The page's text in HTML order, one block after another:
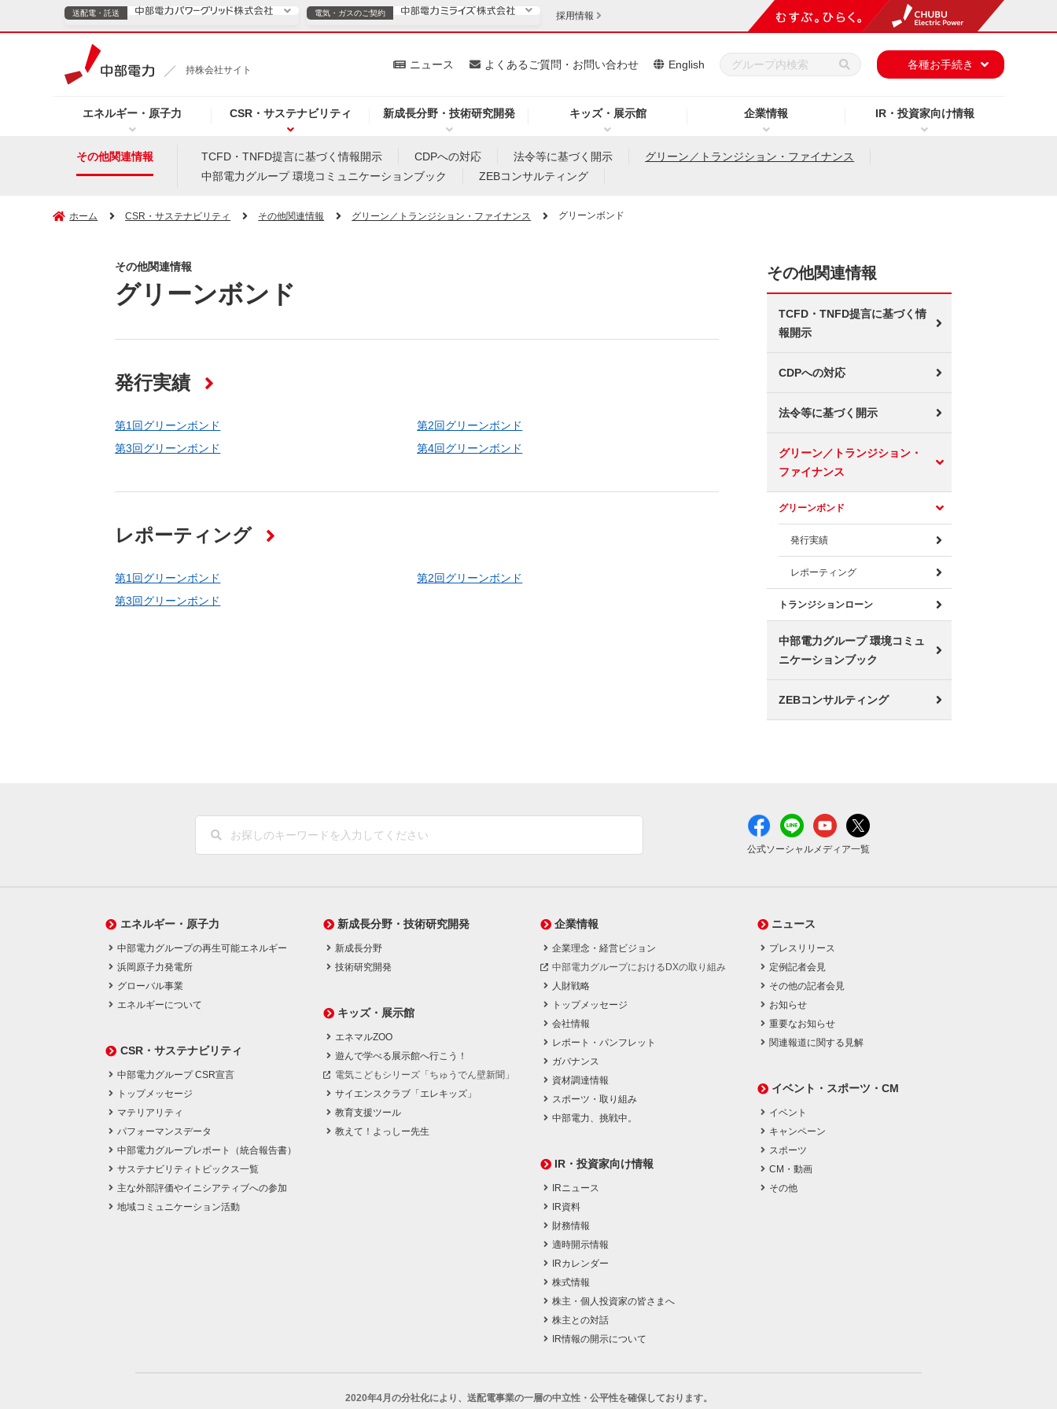
持株会社サイト
エネルギー・原子力 CSR・サステナビリティ 新成長分野・技術研究開発 キッズ・展示館 企業情報 IR・投資家向け情報
ニュース よくあるご質問・お問い合わせ English 各種お手続き
送配電・託送 電気・ガスのご契約
電気・ガスのご契約
プレスリリース（新しいウィンドウを開きます）
お知らせ （新しいウィンドウを開きます）
よくあるご質問・お問い合わせ
採用情報
その他関連情報 TCFD・TNFD提言に基づく情報開示 CDPへの対応 法令等に基づく開示
グリーン／トランジション・ファイナンス
中部電力グループ 環境コミュニケーションブック
ZEBコンサルティング
ホーム CSR・サステナビリティ その他関連情報 グリーン／トランジション・ファイナンス グリーンボンド
その他関連情報
グリーンボンド
発行実績
第1回グリーンボンド
第2回グリーンボンド
第3回グリーンボンド
第4回グリーンボンド
レポーティング
第1回グリーンボンド
第2回グリーンボンド
第3回グリーンボンド
その他関連情報
TCFD・TNFD提言に基づく情
報開示
CDPへの対応
法令等に基づく開示
グリーン／トランジション・
ファイナンス
グリーンボンド
発行実績
レポーティング
トランジションローン
中部電力グループ 環境コミュ
ニケーションブック
ZEBコンサルティング
公式ソーシャルメディア一覧
エネルギー・原子力
中部電力グループの再生可能エネルギー
浜岡原子力発電所
グローバル事業
エネルギーについて
CSR・サステナビリティ
中部電力グループ CSR宣言
トップメッセージ
マテリアリティ
パフォーマンスデータ
中部電力グループレポート（統合報告書）
サステナビリティトピックス一覧
主な外部評価やイニシアティブへの参加
地域コミュニケーション活動
新成長分野・技術研究開発
新成長分野
技術研究開発
キッズ・展示館
エネマルZOO
遊んで学べる展示館へ行こう！
電気こどもシリーズ「ちゅうでん壁新聞」
サイエンスクラブ「エレキッズ」
教育支援ツール
教えて！よっしー先生
企業情報
企業理念・経営ビジョン
中部電力グループにおけるDXの取り組み
人財戦略
トップメッセージ
会社情報
レポート・パンフレット
ガバナンス
資材調達情報
スポーツ・取り組み
中部電力、挑戦中。
IR・投資家向け情報
IRニュース
IR資料
財務情報
適時開示情報
IRカレンダー
株式情報
株主・個人投資家の皆さまへ
株主との対話
IR情報の開示について
ニュース
プレスリリース
定例記者会見
その他の記者会見
お知らせ
重要なお知らせ
関連報道に関する見解
イベント・スポーツ・CM
イベント
キャンペーン
スポーツ
CM・動画
その他
2020年4月の分社化により、 送配電事業の一層の中立性・公平性を確保しております。